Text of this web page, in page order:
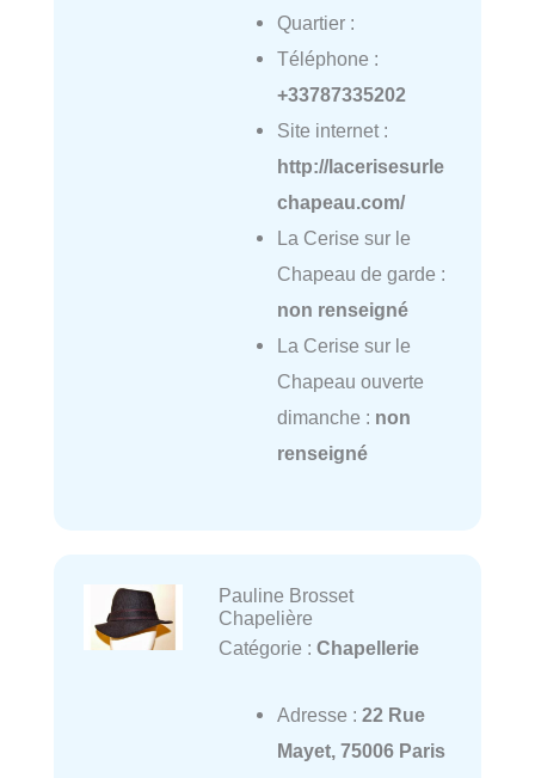
Quartier :
Téléphone :
+33787335202
Site internet :
http://lacerisesurle
chapeau.com/
La Cerise sur le
Chapeau de garde :
non renseigné
La Cerise sur le
Chapeau ouverte
dimanche : non
renseigné
Pauline Brosset
Chapelière
Catégorie : Chapellerie
Adresse : 22 Rue
Mayet, 75006 Paris